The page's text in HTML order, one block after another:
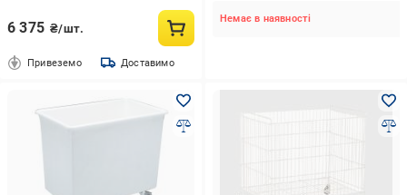
6 375 ₴/шт.
Привеземо Доставимо
Немає в наявності